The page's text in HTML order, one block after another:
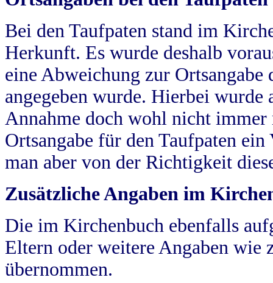
Bei den Taufpaten stand im
Herkunft. Es wurde deshalb
eine Abweichung zur
angegeben wurde. Hierbei wurde
Annahme doch wohl nicht
Ortsangabe für den Taufpaten
man aber von der Richtigkeit
Zusätzliche Angaben im
Die im Kirchenbuch ebenfalls
Eltern oder weitere Angaben wie
übernommen.